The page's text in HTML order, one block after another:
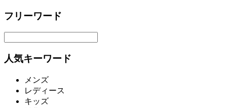
フリーワード
人気キーワード
メンズ
レディース
キッズ